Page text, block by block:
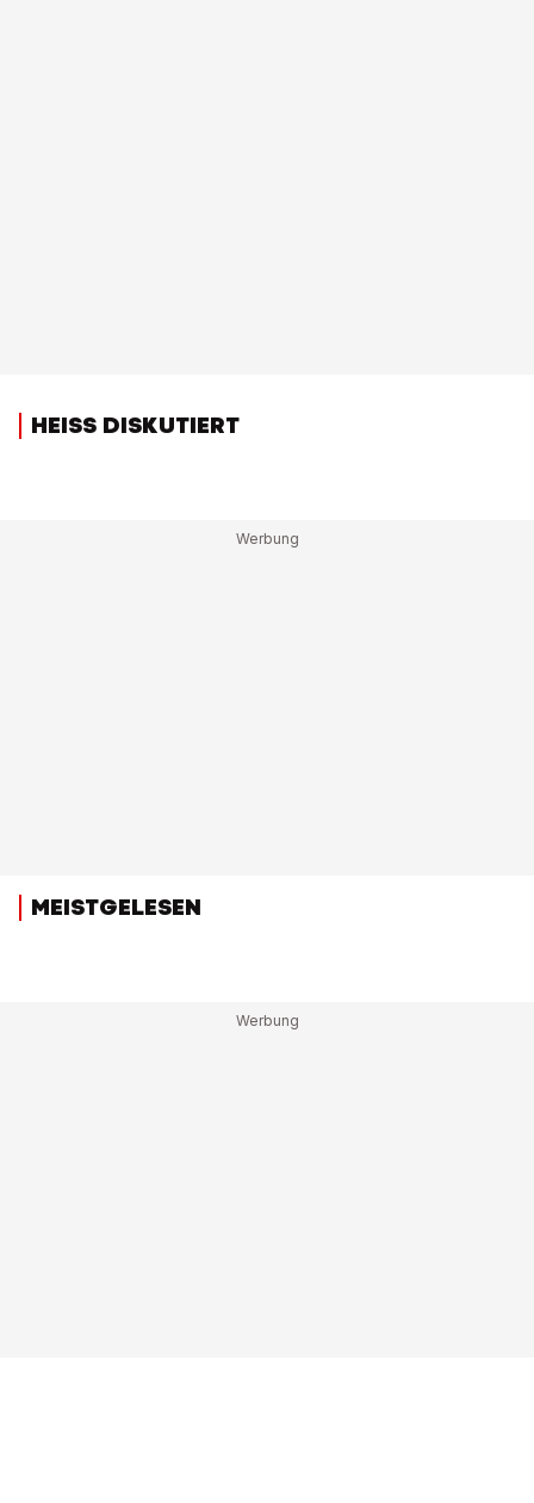
HEISS DISKUTIERT
MEISTGELESEN